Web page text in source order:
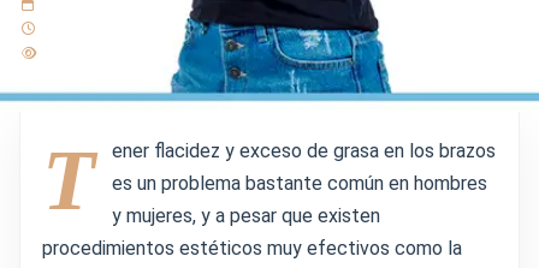
T
ener flacidez y exceso de grasa en los brazos
es un problema bastante común en hombres
y mujeres, y a pesar que existen
procedimientos estéticos muy efectivos como la